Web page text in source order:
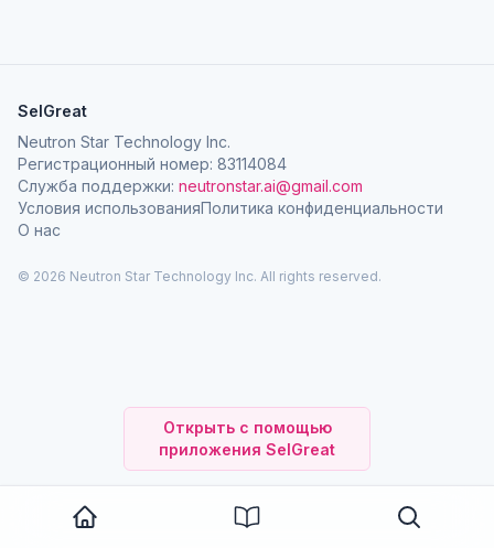
Открыть с помощью
приложения SelGreat
SelGreat
Neutron Star Technology Inc.
Регистрационный номер: 83114084
Служба поддержки: neutronstar.ai@gmail.com
Условия использованияПолитика конфиденциальности
О нас
© 2026 Neutron Star Technology Inc. All rights reserved.